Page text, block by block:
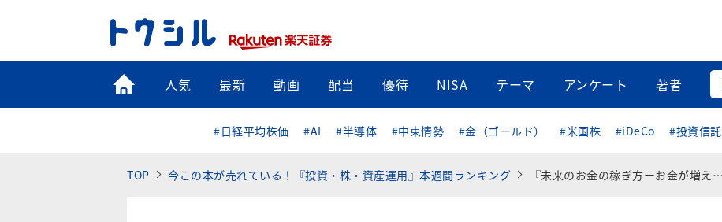
トップ
人気 最新 動画 配当 優待 NISA テーマ アンケート 著者
#日経平均株価 #AI #半導体 #中東情勢 #金（ゴールド） #米国株 #iDeCo #投資信託
TOP 今この本が売れている！『投資・株・資産運用』本週間ランキング 『未来のお金の稼ぎ方ーお金が増えれば人生は変わる』【書籍紹介】